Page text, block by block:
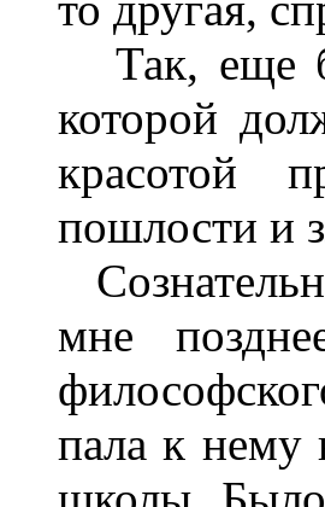
Так, еще
которой
красотой
пошлости и
мне
пала к нему